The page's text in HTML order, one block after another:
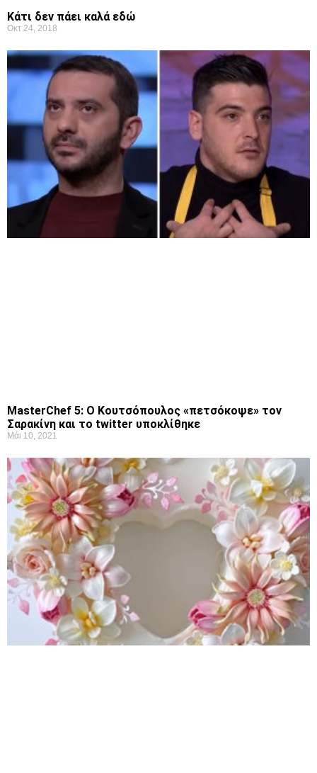
Κάτι δεν πάει καλά εδώ
Οκτ 24, 2018
MasterChef 5: Ο Κουτσόπουλος «πετσόκοψε» τον
Σαρακίνη και το twitter υποκλίθηκε
Μάι 10, 2021